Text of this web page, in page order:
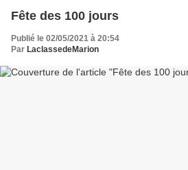
Fête des 100 jours
Publié le 02/05/2021 à 20:54
Par LaclassedeMarion